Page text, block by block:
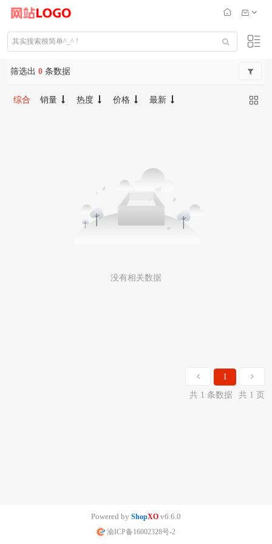
筛选出 0 条数据
综合 销量 热度 价格 最新
没有相关数据
1
共 1 条数据
共 1 页
Powered by ShopXO v6.6.0
渝ICP备16002328号-2